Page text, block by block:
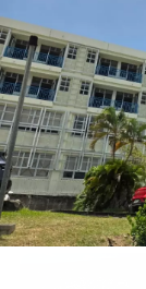
Après 5 ans
Cotta prend
le 05/08/2026